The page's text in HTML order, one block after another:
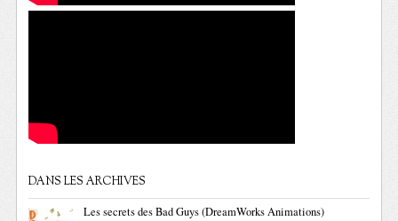
DANS LES ARCHIVES
Les secrets des Bad Guys (DreamWorks Animations)